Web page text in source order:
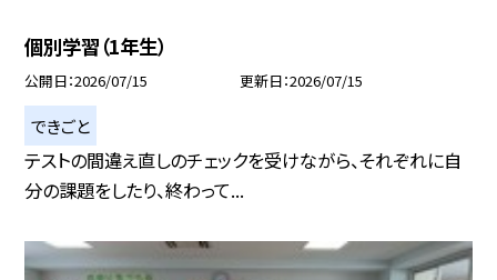
個別学習（1年生）
公開日 2026/07/15 更新日 2026/07/15
できごと
テストの間違え直しのチェックを受けながら、それぞれに自
分の課題をしたり、終わって...